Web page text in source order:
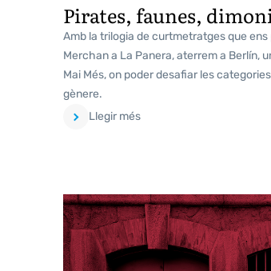
Pirates, faunes,
Amb la trilogia de curtmetratges que ens
Merchan a La Panera, aterrem a Berlín,
Mai Més, on poder desafiar les
gènere.
Llegir més